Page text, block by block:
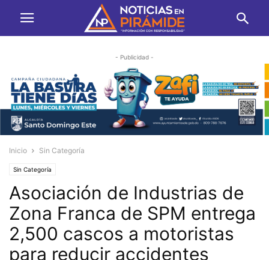
- Publicidad -
Inicio Sin Categoría
Sin Categoría
Asociación de Industrias de
Zona Franca de SPM entrega
2,500 cascos a motoristas
para reducir accidentes